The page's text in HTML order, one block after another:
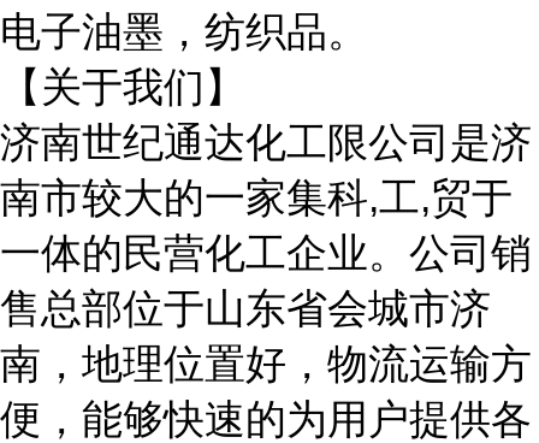
电子油墨，纺织品。
【关于我们】
济南世纪通达化工限公司是济
南市较大的一家集科,工,贸于
一体的民营化工企业。公司销
售总部位于山东省会城市济
南，地理位置好，物流运输方
便，能够快速的为用户提供各